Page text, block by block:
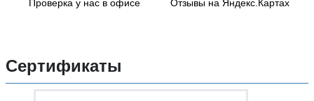
Проверка у нас в офисе Отзывы на Яндекс.Картах
Сертификаты